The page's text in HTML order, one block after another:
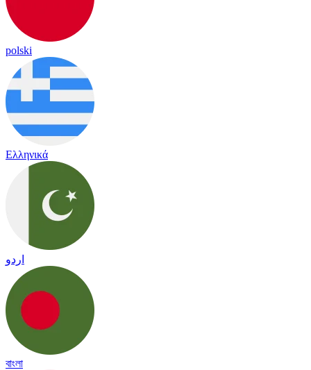
polski
Ελληνικά
اردو
বাংলা